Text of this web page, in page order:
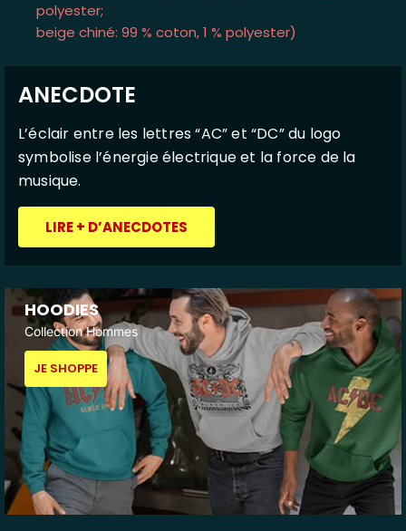
polyester;
beige chiné: 99 % coton, 1 % polyester)
ANECDOTE
L’éclair entre les lettres “AC” et “DC” du logo
symbolise l’énergie électrique et la force de la
musique.
LIRE + D’ANECDOTES
HOODIES
Collection Hommes
JE SHOPPE